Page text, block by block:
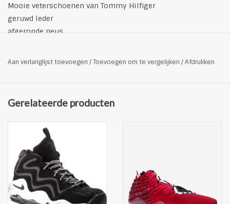
Mooie veterschoenen van Tommy Hilfiger
geruwd leder
afgeronde neus
de schoen valt normaal uit
Kleur: marineblauw
Aan verlanglijst toevoegen /Toevoegen om te vergelijken /Afdrukken
Gerelateerde producten